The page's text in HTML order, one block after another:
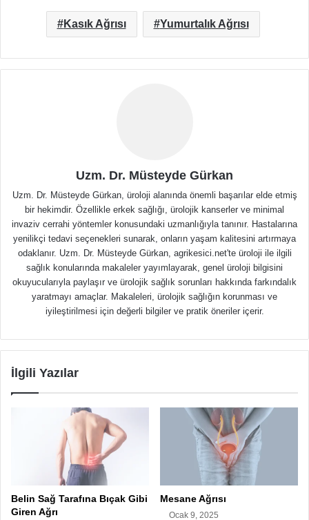
Kasık Ağrısı Yumurtalık Ağrısı
Uzm. Dr. Müsteyde Gürkan
Uzm. Dr. Müsteyde Gürkan, üroloji alanında önemli başarılar elde etmiş
bir hekimdir. Özellikle erkek sağlığı, ürolojik kanserler ve minimal
invaziv cerrahi yöntemler konusundaki uzmanlığıyla tanınır. Hastalarına
yenilikçi tedavi seçenekleri sunarak, onların yaşam kalitesini artırmaya
odaklanır. Uzm. Dr. Müsteyde Gürkan, agrikesici.net'te üroloji ile ilgili
sağlık konularında makaleler yayımlayarak, genel üroloji bilgisini
okuyucularıyla paylaşır ve ürolojik sağlık sorunları hakkında farkındalık
yaratmayı amaçlar. Makaleleri, ürolojik sağlığın korunması ve
iyileştirilmesi için değerli bilgiler ve pratik öneriler içerir.
İlgili Yazılar
Belin Sağ Tarafına Bıçak Gibi
Giren Ağrı
Mesane Ağrısı
Ocak 9, 2025